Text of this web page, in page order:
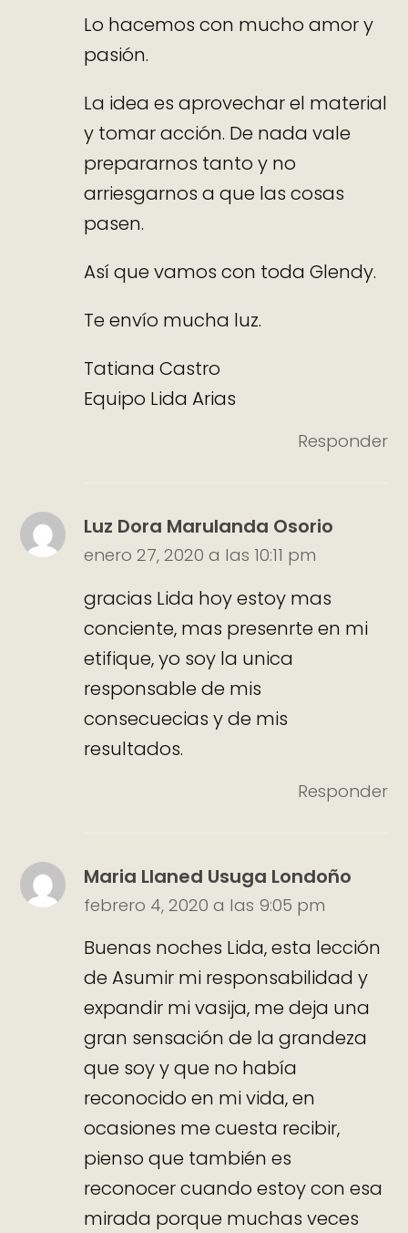
Lo hacemos con mucho amor y
pasión.
La idea es aprovechar el material
y tomar acción. De nada vale
prepararnos tanto y no
arriesgarnos a que las cosas
pasen.
Así que vamos con toda Glendy.
Te envío mucha luz.
Tatiana Castro
Equipo Lida Arias
Responder
Luz Dora Marulanda Osorio
enero 27, 2020 a las 10:11 pm
gracias Lida hoy estoy mas
conciente, mas presenrte en mi
etifique, yo soy la unica
responsable de mis
consecuecias y de mis
resultados.
Responder
Maria Llaned Usuga Londoño
febrero 4, 2020 a las 9:05 pm
Buenas noches Lida, esta lección
de Asumir mi responsabilidad y
expandir mi vasija, me deja una
gran sensación de la grandeza
que soy y que no había
reconocido en mi vida, en
ocasiones me cuesta recibir,
pienso que también es
reconocer cuando estoy con esa
mirada porque muchas veces